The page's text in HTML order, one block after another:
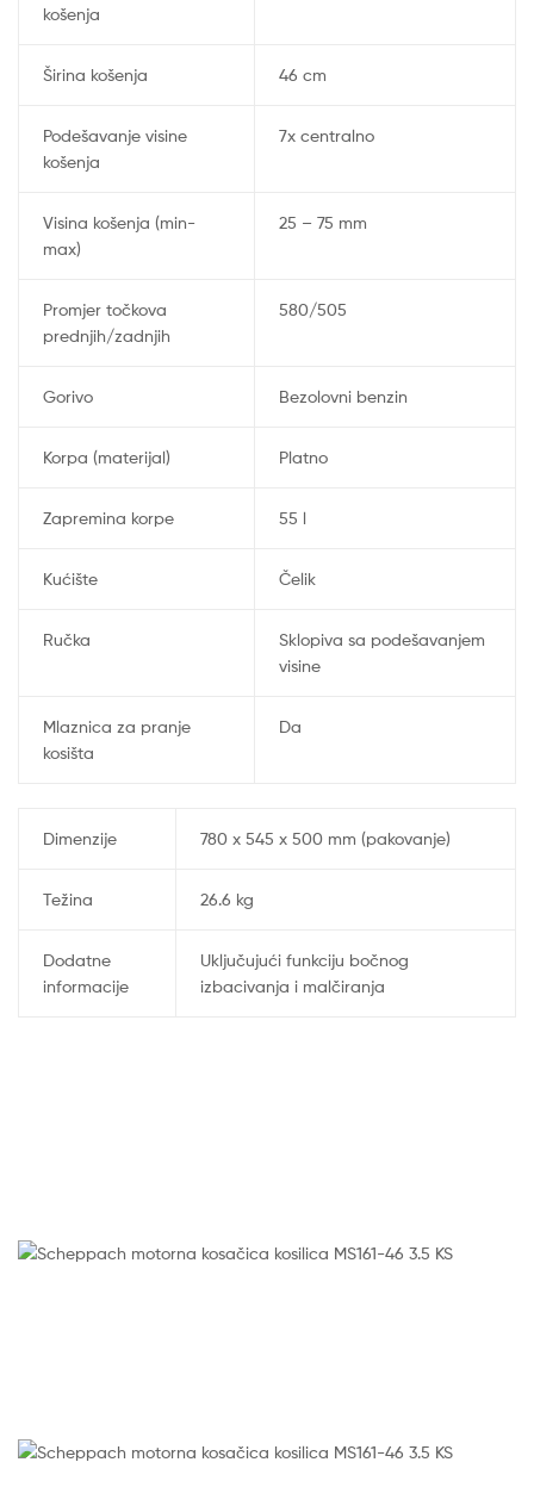
košenja
Širina košenja 46 cm
Podešavanje visine
košenja
7x centralno
Visina košenja (min-
max)
25 – 75 mm
Promjer točkova
prednjih/zadnjih
580/505
Gorivo Bezolovni benzin
Korpa (materijal) Platno
Zapremina korpe 55 l
Kućište Čelik
Ručka
Sklopiva sa podešavanjem
visine
Mlaznica za pranje
kosišta
Da
Dimenzije 780 x 545 x 500 mm (pakovanje)
Težina 26.6 kg
Dodatne
informacije
Uključujući funkciju bočnog
izbacivanja i malčiranja